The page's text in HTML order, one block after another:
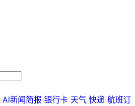
AI新闻简报 银行卡 天气 快递 航班订